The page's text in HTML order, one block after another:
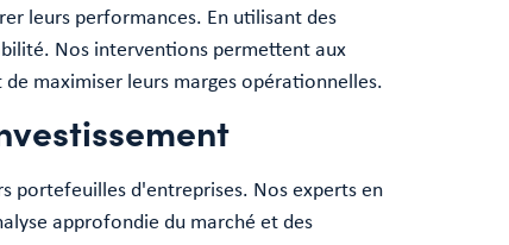
leurs performances. En utilisant des
Nos interventions permettent aux
de maximiser leurs marges opérationnelles.
portefeuilles d'entreprises. Nos experts en
approfondie du marché et des